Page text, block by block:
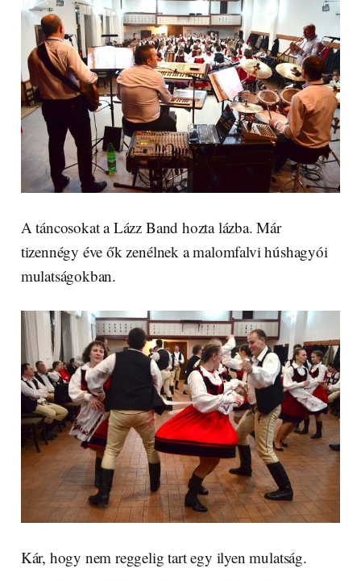
A táncosokat a Lázz Band hozta lázba. Már
tizennégy éve ők zenélnek a malomfalvi húshagyói
mulatságokban.
Kár, hogy nem reggelig tart egy ilyen mulatság.